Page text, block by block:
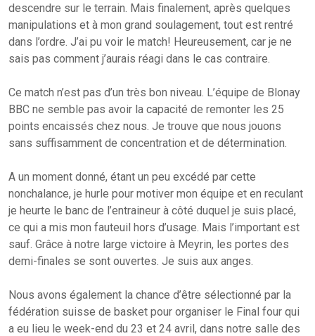
descendre sur le terrain. Mais finalement, après quelques
manipulations et à mon grand soulagement, tout est rentré
dans l’ordre. J’ai pu voir le match! Heureusement, car je ne
sais pas comment j’aurais réagi dans le cas contraire.
Ce match n’est pas d’un très bon niveau. L’équipe de Blonay
BBC ne semble pas avoir la capacité de remonter les 25
points encaissés chez nous. Je trouve que nous jouons
sans suffisamment de concentration et de détermination.
A un moment donné, étant un peu excédé par cette
nonchalance, je hurle pour motiver mon équipe et en reculant
je heurte le banc de l’entraineur à côté duquel je suis placé,
ce qui a mis mon fauteuil hors d’usage. Mais l’important est
sauf. Grâce à notre large victoire à Meyrin, les portes des
demi-finales se sont ouvertes. Je suis aux anges.
Nous avons également la chance d’être sélectionné par la
fédération suisse de basket pour organiser le Final four qui
a eu lieu le week-end du 23 et 24 avril, dans notre salle des